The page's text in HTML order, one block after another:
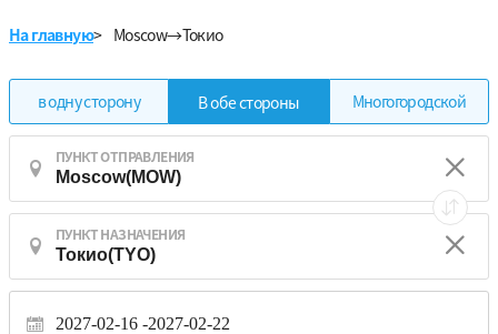
На главную> Moscow→Токио
в одну сторону В обе стороны Многогородской
ПУНКТ ОТПРАВЛЕНИЯ
ПУНКТ НАЗНАЧЕНИЯ
2027-02-16 2027-02-22